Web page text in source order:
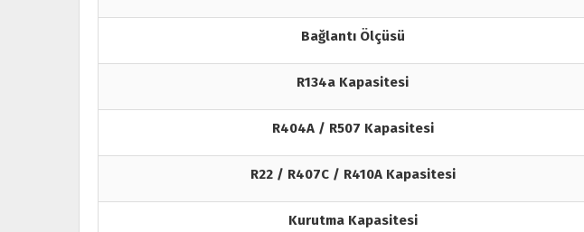
Bağlantı Ölçüsü
R134a Kapasitesi
R404A / R507 Kapasitesi
R22 / R407C / R410A Kapasitesi
Kurutma Kapasitesi